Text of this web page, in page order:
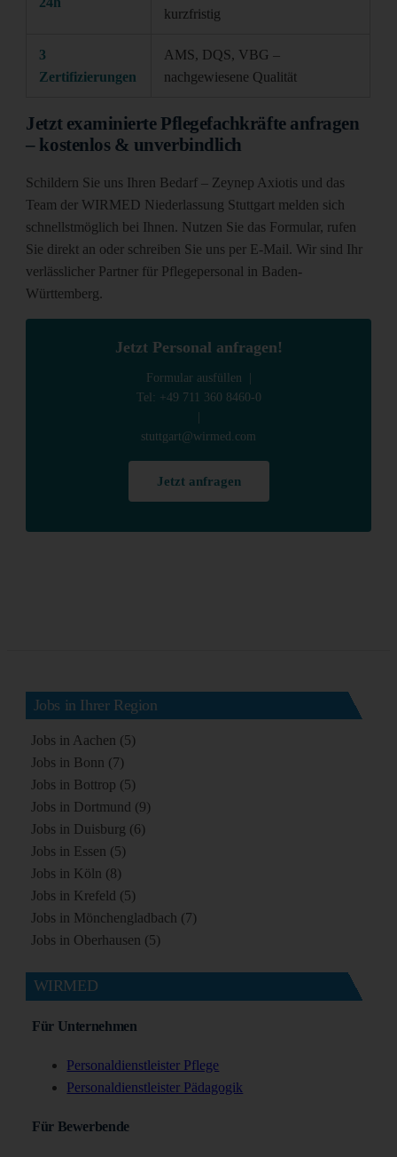
kurzfristig
3
Zertifizierungen
AMS, DQS, VBG –
nachgewiesene Qualität
Jetzt examinierte Pflegefachkräfte anfragen
– kostenlos & unverbindlich
Schildern Sie uns Ihren Bedarf – Zeynep Axiotis und das
Team der WIRMED Niederlassung Stuttgart melden sich
schnellstmöglich bei Ihnen. Nutzen Sie das Formular, rufen
Sie direkt an oder schreiben Sie uns per E-Mail. Wir sind Ihr
verlässlicher Partner für Pflegepersonal in Baden-
Württemberg.
Jetzt Personal anfragen!
Formular ausfüllen |
Tel: +49 711 360 8460-0
stuttgart@wirmed.com
Jetzt anfragen
Jobs in Ihrer Region
Jobs in Aachen (5)
Jobs in Bonn (7)
Jobs in Bottrop (5)
Jobs in Dortmund (9)
Jobs in Duisburg (6)
Jobs in Essen (5)
Jobs in Köln (8)
Jobs in Krefeld (5)
Jobs in Mönchengladbach (7)
Jobs in Oberhausen (5)
WIRMED
Für Unternehmen
Personaldienstleister Pflege
Personaldienstleister Pädagogik
Für Bewerbende